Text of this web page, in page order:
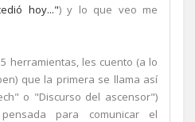
hoy...") y lo que veo me
herramientas, les cuento (a lo
que la primera se llama así
o "Discurso del ascensor")
para comunicar el